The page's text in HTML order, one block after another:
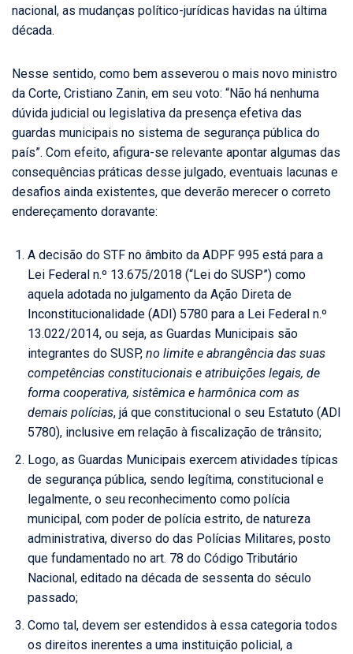
nacional, as mudanças político-jurídicas havidas na última
década.
Nesse sentido, como bem asseverou o mais novo ministro
da Corte, Cristiano Zanin, em seu voto: “Não há nenhuma
dúvida judicial ou legislativa da presença efetiva das
guardas municipais no sistema de segurança pública do
país”. Com efeito, afigura-se relevante apontar algumas das
consequências práticas desse julgado, eventuais lacunas e
desafios ainda existentes, que deverão merecer o correto
endereçamento doravante:
A decisão do STF no âmbito da ADPF 995 está para a
Lei Federal n.º 13.675/2018 (“Lei do SUSP”) como
aquela adotada no julgamento da Ação Direta de
Inconstitucionalidade (ADI) 5780 para a Lei Federal n.º
13.022/2014, ou seja, as Guardas Municipais são
integrantes do SUSP, no limite e abrangência das suas
competências constitucionais e atribuições legais, de
forma cooperativa, sistêmica e harmônica com as
demais polícias, já que constitucional o seu Estatuto (ADI
5780), inclusive em relação à fiscalização de trânsito;
Logo, as Guardas Municipais exercem atividades típicas
de segurança pública, sendo legítima, constitucional e
legalmente, o seu reconhecimento como polícia
municipal, com poder de polícia estrito, de natureza
administrativa, diverso do das Polícias Militares, posto
que fundamentado no art. 78 do Código Tributário
Nacional, editado na década de sessenta do século
passado;
Como tal, devem ser estendidos à essa categoria todos
os direitos inerentes a uma instituição policial, a